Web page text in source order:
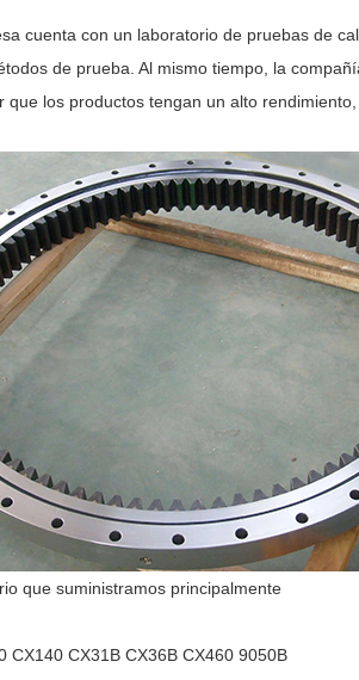
cuenta con un laboratorio de pruebas de
de prueba. Al mismo tiempo, la
que los productos tengan un alto
que suministramos principalmente
CX140 CX31B CX36B CX460 9050B